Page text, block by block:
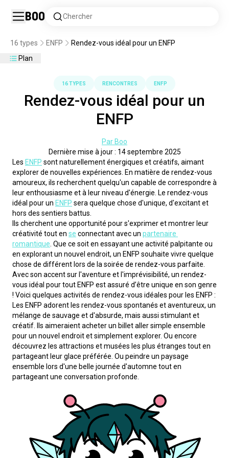
Boo Chercher
16 types ENFP
Rendez-vous idéal pour un ENFP
Plan
16 TYPES RENCONTRES ENFP
Rendez-vous idéal pour un
ENFP
Par Boo
Dernière mise à jour : 14 septembre 2025
Les ENFP sont naturellement énergiques et créatifs, aimant
explorer de nouvelles expériences. En matière de rendez-vous
amoureux, ils recherchent quelqu'un capable de correspondre à
leur enthousiasme et à leur niveau d'énergie. Le rendez-vous
idéal pour un ENFP sera quelque chose d'unique, d'excitant et
hors des sentiers battus.
Ils cherchent une opportunité pour s'exprimer et montrer leur
créativité tout en se connectant avec un partenaire
romantique . Que ce soit en essayant une activité palpitante ou
en explorant un nouvel endroit, un ENFP souhaite vivre quelque
chose de différent lors de la soirée de rendez-vous parfaite.
Avec son accent sur l'aventure et l'imprévisibilité, un rendez-
vous idéal pour tout ENFP est assuré d’être unique en son genre
! Voici quelques activités de rendez-vous idéales pour les ENFP :
Les ENFP adorent les rendez-vous spontanés et aventureux, un
mélange de sauvage et d'absurde, mais aussi stimulant et
créatif. Ils aimeraient acheter un billet aller simple ensemble
pour un nouvel endroit et simplement explorer. Ou encore
découvrez les attractions et musées les plus étranges tout en
partageant leur glace préférée. Ou peindre un paysage
ensemble lors d'une belle journée d'automne tout en
partageant une conversation profonde.